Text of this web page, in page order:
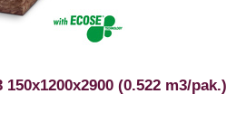
(0.522 m3/pak.)